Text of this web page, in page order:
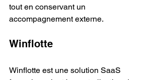
tout en conservant un
accompagnement externe.
Winflotte
Winflotte est une solution SaaS